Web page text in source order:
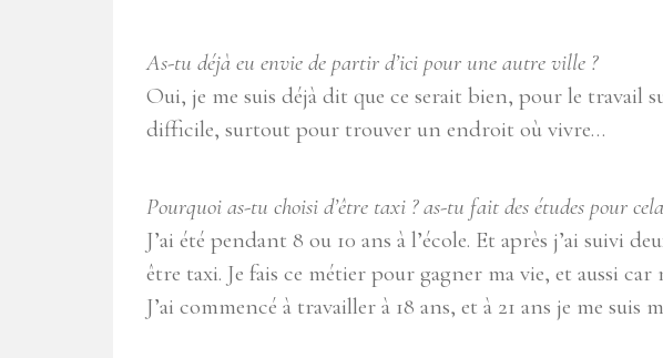
As-tu déjà eu envie de partir d’ici pour une autre ville ?
Oui, je me suis déjà dit que ce serait bien, pour le travail
difficile, surtout pour trouver un endroit où vivre…
Pourquoi as-tu choisi d’être taxi ? as-tu fait des études pour
J’ai été pendant 8 ou 10 ans à l’école. Et après j’ai suivi
être taxi. Je fais ce métier pour gagner ma vie, et aussi
J’ai commencé à travailler à 18 ans, et à 21 ans je me suis